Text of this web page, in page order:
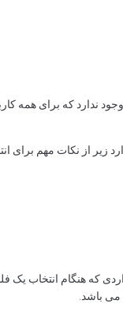
ندارد که برای همه
از نکات مهم برای
که هنگام انتخاب یک
باشد.